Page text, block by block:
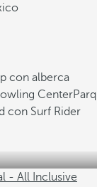
con alberca
Center
con Surf Rider
- All Inclusive